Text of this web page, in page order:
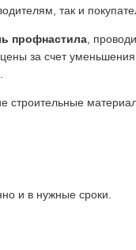
так и
профнастила ,
за счет
строительные
и в нужные сроки.